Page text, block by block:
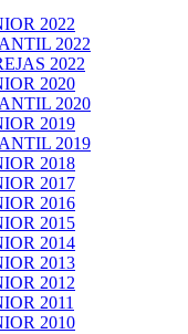
2022
2022
2022
2020
2020
2019
2019
2018
2017
2016
2015
2014
2013
2012
2011
2010